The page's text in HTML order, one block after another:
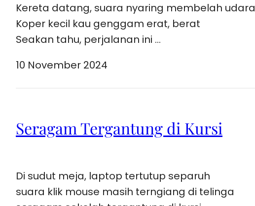
Kereta datang, suara nyaring membelah udara
Koper kecil kau genggam erat, berat
Seakan tahu, perjalanan ini …
10 November 2024
Seragam Tergantung di Kursi
Di sudut meja, laptop tertutup separuh
suara klik mouse masih terngiang di telinga